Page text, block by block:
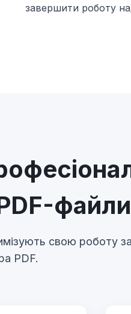
завершити роботу
файли
свою роботу
PDF.